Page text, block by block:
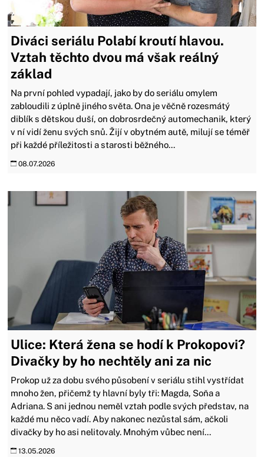
Diváci seriálu Polabí kroutí hlavou.
Vztah těchto dvou má však reálný
základ
Na první pohled vypadají, jako by do seriálu omylem
zabloudili z úplně jiného světa. Ona je věčně rozesmátý
diblík s dětskou duší, on dobrosrdečný automechanik, který
v ní vidí ženu svých snů. Žijí v obytném autě, milují se téměř
při každé příležitosti a starosti běžného...
08.07.2026
Ulice: Která žena se hodí k Prokopovi?
Divačky by ho nechtěly ani za nic
Prokop už za dobu svého působení v seriálu stihl vystřídat
mnoho žen, přičemž ty hlavní byly tři: Magda, Soňa a
Adriana. S ani jednou neměl vztah podle svých představ, na
každé mu něco vadí. Aby nakonec nezůstal sám, ačkoli
divačky by ho asi nelitovaly. Mnohým vůbec není...
13.05.2026